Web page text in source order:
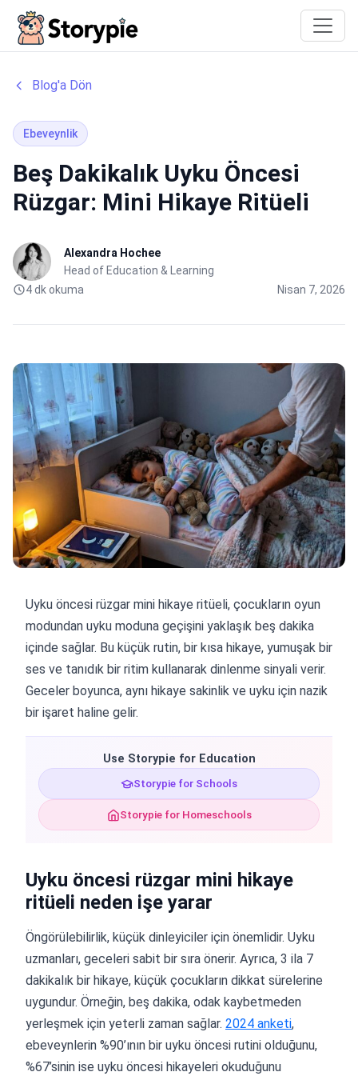
Blog'a Dön
Ebeveynlik
Beş Dakikalık Uyku Öncesi
Rüzgar: Mini Hikaye Ritüeli
Alexandra Hochee
Head of Education & Learning
4 dk okuma
Nisan 7, 2026
Uyku öncesi rüzgar mini hikaye ritüeli, çocukların oyun
modundan uyku moduna geçişini yaklaşık beş dakika
içinde sağlar. Bu küçük rutin, bir kısa hikaye, yumuşak bir
ses ve tanıdık bir ritim kullanarak dinlenme sinyali verir.
Geceler boyunca, aynı hikaye sakinlik ve uyku için nazik
bir işaret haline gelir.
Use Storypie for Education
Storypie for Schools
Storypie for Homeschools
Uyku öncesi rüzgar mini hikaye
ritüeli neden işe yarar
Öngörülebilirlik, küçük dinleyiciler için önemlidir. Uyku
uzmanları, geceleri sabit bir sıra önerir. Ayrıca, 3 ila 7
dakikalık bir hikaye, küçük çocukların dikkat sürelerine
uygundur. Örneğin, beş dakika, odak kaybetmeden
yerleşmek için yeterli zaman sağlar. 2024 anketi,
ebeveynlerin %90’ının bir uyku öncesi rutini olduğunu,
%67’sinin ise uyku öncesi hikayeleri okuduğunu